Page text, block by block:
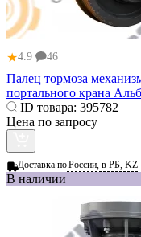
★4.9 46
Палец тормоза
портального крана
ID товара: 395782
Цена по запросу
Доставка поРоссии, в РБ, KZ
В наличии